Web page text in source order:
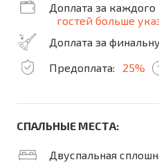
Доплата за
гостей больше
Доплата за
Предоплата:
25%
СПАЛЬНЫЕ МЕСТА:
Двуспальная